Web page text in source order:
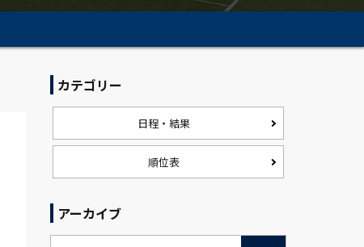
カテゴリー
日程・結果
順位表
アーカイブ